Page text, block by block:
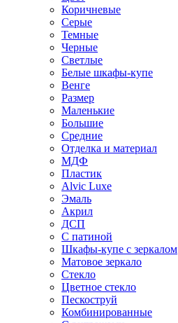
Коричневые
Серые
Темные
Черные
Светлые
Белые шкафы-купе
Венге
Размер
Маленькие
Большие
Средние
Отделка и материал
МДФ
Пластик
Alvic Luxe
Эмаль
Акрил
ДСП
С патиной
Шкафы-купе с зеркалом
Матовое зеркало
Стекло
Цветное стекло
Пескоструй
Комбинированные